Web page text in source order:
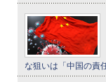
な狙いは「中国の責